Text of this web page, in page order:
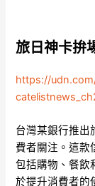
旅日神卡拚
https://
台灣某銀行推出
費者關注。這款
包括購物、餐飲
於提升消費者的